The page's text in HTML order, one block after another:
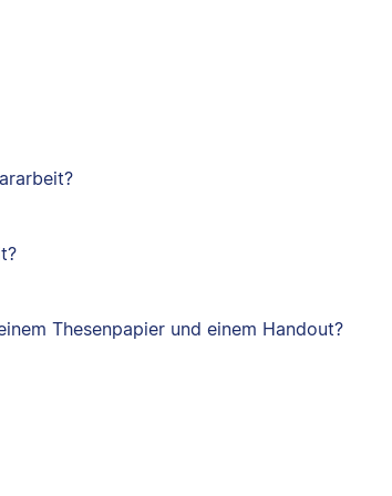
Thesenpapier und einem Handout?